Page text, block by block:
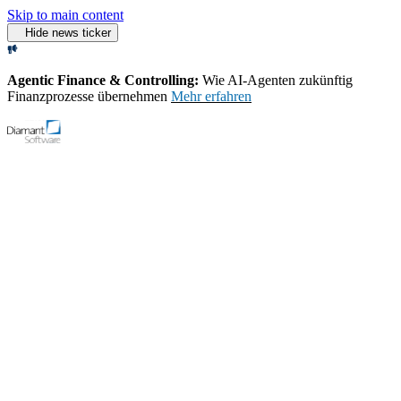
Skip to main content
Hide news ticker
Agentic Finance & Controlling: Wie AI‑Agenten zukünftig
Finanzprozesse übernehmen Mehr erfahren